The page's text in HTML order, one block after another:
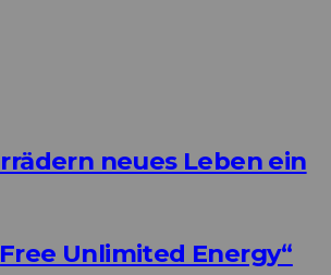
neues Leben ein
Unlimited Energy“